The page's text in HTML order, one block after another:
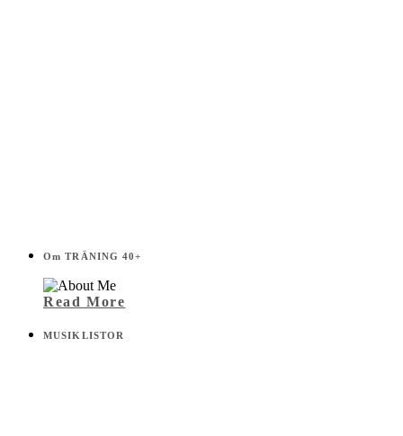
Om TRÄNING 40+
Read More
MUSIKLISTOR